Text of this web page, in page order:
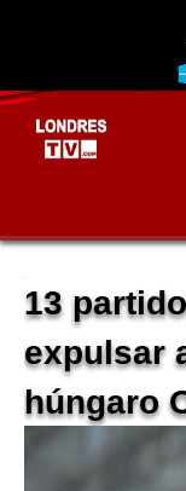
13
expulsar
húngaro